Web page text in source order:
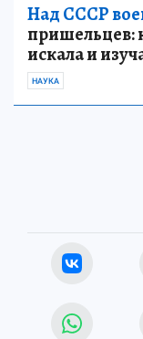
Над СССР
пришельцев:
искала и
НАУКА